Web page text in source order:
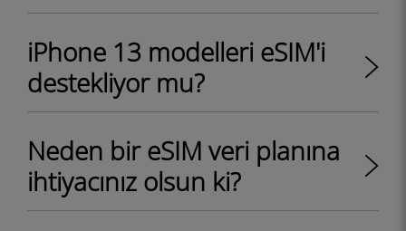
iPhone 13 modelleri eSIM'i
destekliyor mu?
Neden bir eSIM veri planına
ihtiyacınız olsun ki?